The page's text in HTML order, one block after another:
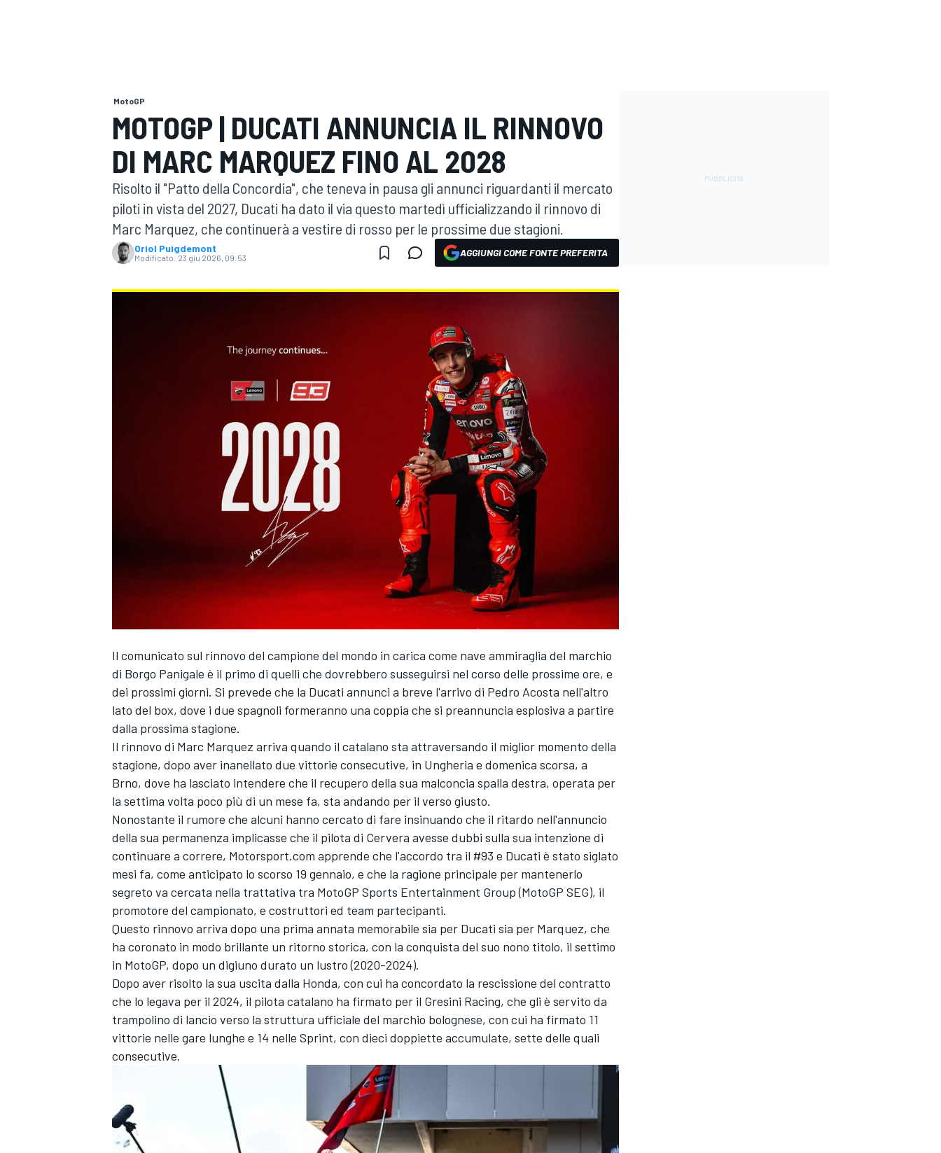
WRC
MotoGP
MOTOGP | DUCATI ANNUNCIA IL RINNOVO
DI MARC MARQUEZ FINO AL 2028
Risolto il "Patto della Concordia", che teneva in pausa gli annunci riguardanti il mercato
piloti in vista del 2027, Ducati ha dato il via questo martedì ufficializzando il rinnovo di
Marc Marquez, che continuerà a vestire di rosso per le prossime due stagioni.
Oriol Puigdemont
Modificato: 23 giu 2026, 09:53 AGGIUNGI COME FONTE PREFERITA
Il comunicato sul rinnovo del campione del mondo in carica come nave ammiraglia del marchio
di Borgo Panigale è il primo di quelli che dovrebbero susseguirsi nel corso delle prossime ore, e
dei prossimi giorni. Si prevede che la Ducati annunci a breve l'arrivo di Pedro Acosta nell'altro
lato del box, dove i due spagnoli formeranno una coppia che si preannuncia esplosiva a partire
dalla prossima stagione.
Il rinnovo di Marc Marquez arriva quando il catalano sta attraversando il miglior momento della
stagione, dopo aver inanellato due vittorie consecutive, in Ungheria e domenica scorsa, a
Brno, dove ha lasciato intendere che il recupero della sua malconcia spalla destra, operata per
la settima volta poco più di un mese fa, sta andando per il verso giusto.
Nonostante il rumore che alcuni hanno cercato di fare insinuando che il ritardo nell'annuncio
della sua permanenza implicasse che il pilota di Cervera avesse dubbi sulla sua intenzione di
continuare a correre, Motorsport.com apprende che l'accordo tra il #93 e Ducati è stato siglato
mesi fa, come anticipato lo scorso 19 gennaio, e che la ragione principale per mantenerlo
segreto va cercata nella trattativa tra MotoGP Sports Entertainment Group (MotoGP SEG), il
promotore del campionato, e costruttori ed team partecipanti.
Questo rinnovo arriva dopo una prima annata memorabile sia per Ducati sia per Marquez, che
ha coronato in modo brillante un ritorno storica, con la conquista del suo nono titolo, il settimo
in MotoGP, dopo un digiuno durato un lustro (2020-2024).
Dopo aver risolto la sua uscita dalla Honda, con cui ha concordato la rescissione del contratto
che lo legava per il 2024, il pilota catalano ha firmato per il Gresini Racing, che gli è servito da
trampolino di lancio verso la struttura ufficiale del marchio bolognese, con cui ha firmato 11
vittorie nelle gare lunghe e 14 nelle Sprint, con dieci doppiette accumulate, sette delle quali
consecutive.